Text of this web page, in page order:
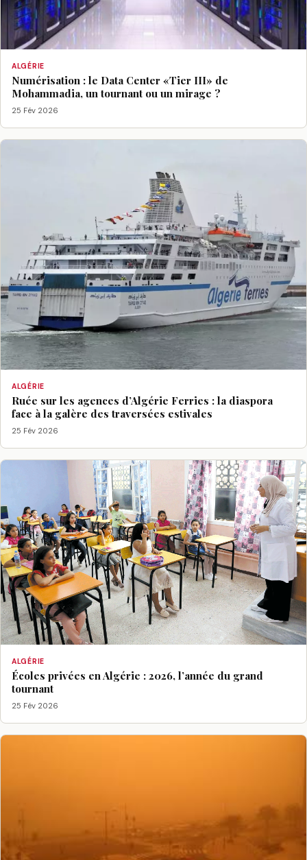
ALGÉRIE
Numérisation : le Data Center «Tier III» de
Mohammadia, un tournant ou un mirage ?
25 Fév 2026
ALGÉRIE
Ruée sur les agences d’Algérie Ferries : la diaspora
face à la galère des traversées estivales
25 Fév 2026
ALGÉRIE
Écoles privées en Algérie : 2026, l’année du grand
tournant
25 Fév 2026